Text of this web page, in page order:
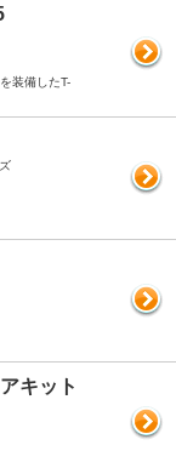
装備したT-
キット